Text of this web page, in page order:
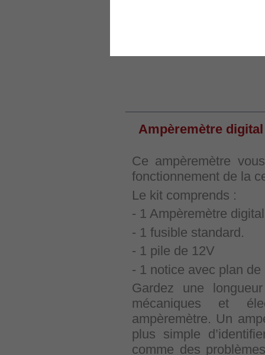
Ampèremètre
Ce ampèremètre
fonctionnement de la
Le kit comprends :
- 1 Ampèremètre
- 1 fusible standard.
- 1 pile de 12V
- 1 notice avec plan de
Gardez une
mécaniques et
ampèremètre. Un
plus simple
comme des